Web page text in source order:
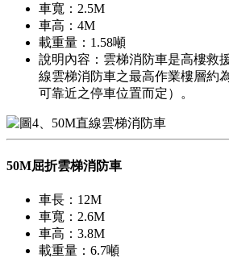
車寬：2.5M
車高：4M
載重量：1.58噸
說明內容：雲梯消防車是高樓救
線雲梯消防車之最高作業樓層約
可靠近之停車位置而定）。
50M屈折雲梯消防車
車長：12M
車寬：2.6M
車高：3.8M
載重量：6.7噸